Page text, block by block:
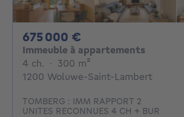
675 000 €
Immeuble à appartements
4 ch. 4 chambres
· 300 m²
1200 Woluwe-Saint-Lambert
TOMBERG : IMM RAPPORT 2
UNITES RECONNUES 4 CH + BUR